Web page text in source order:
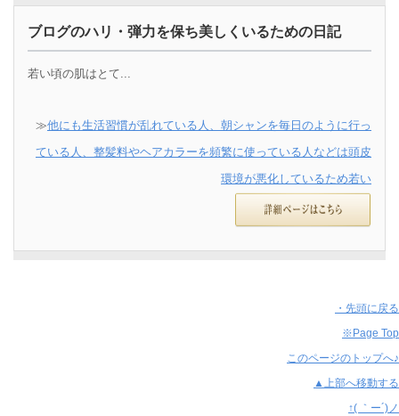
ブログのハリ・弾力を保ち美しくいるための日記
若い頃の肌はとて...
≫他にも生活習慣が乱れている人、朝シャンを毎日のように行っ
ている人、整髪料やヘアカラーを頻繁に使っている人などは頭皮
環境が悪化しているため若い
・先頭に戻る
※Page Top
このページのトップへ♪
▲上部へ移動する
↑( ｀ー´)ノ